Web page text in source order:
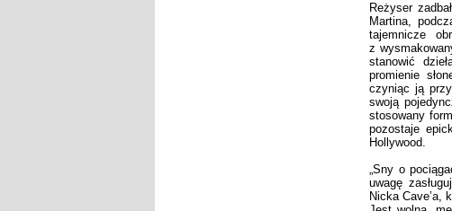
Reżyser
Martina,
tajemnicze
z
stanowić
promienie
czyniąc ją
swoją
stosowany
pozostaje
Hollywood.
„Sny o
uwagę
Nicka Cave’a,